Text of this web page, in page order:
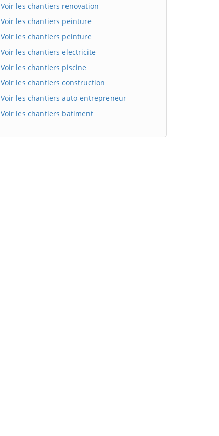
Voir les chantiers renovation
Voir les chantiers peinture
Voir les chantiers peinture
Voir les chantiers electricite
Voir les chantiers piscine
Voir les chantiers construction
Voir les chantiers auto-entrepreneur
Voir les chantiers batiment